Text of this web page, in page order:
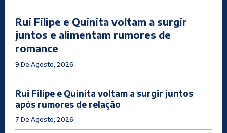
Rui Filipe e Quinita voltam a surgir
juntos e alimentam rumores de
romance
9 De Agosto, 2026
Rui Filipe e Quinita voltam a surgir juntos
após rumores de relação
7 De Agosto, 2026